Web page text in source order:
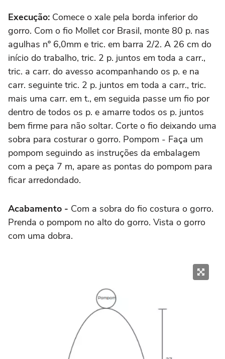
Execução: Comece o xale pela borda inferior do
gorro. Com o fio Mollet cor Brasil, monte 80 p. nas
agulhas nº 6,0mm e tric. em barra 2/2. A 26 cm do
início do trabalho, tric. 2 p. juntos em toda a carr.,
tric. a carr. do avesso acompanhando os p. e na
carr. seguinte tric. 2 p. juntos em toda a carr., tric.
mais uma carr. em t., em seguida passe um fio por
dentro de todos os p. e amarre todos os p. juntos
bem firme para não soltar. Corte o fio deixando uma
sobra para costurar o gorro. Pompom - Faça um
pompom seguindo as instruções da embalagem
com a peça 7 m, apare as pontas do pompom para
ficar arredondado.
Acabamento - Com a sobra do fio costura o gorro.
Prenda o pompom no alto do gorro. Vista o gorro
com uma dobra.